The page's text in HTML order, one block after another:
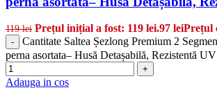
119lei Prețul inițial a fost: 119 lei.97 leiPrețul
-
Cantitate Saltea Șezlong Premium 2
perna asortata– Husă Detașabilă, Rezistentă UV
+
Adauga in cos